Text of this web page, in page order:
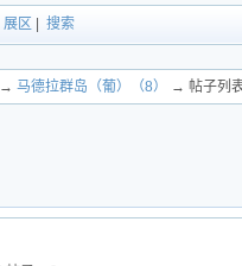
展区 搜索
→ 马德拉群岛（葡）（8） → 帖子列